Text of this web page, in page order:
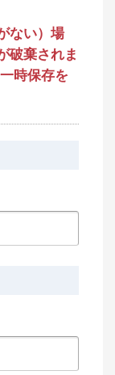
ない）場
破棄されま
時保存を